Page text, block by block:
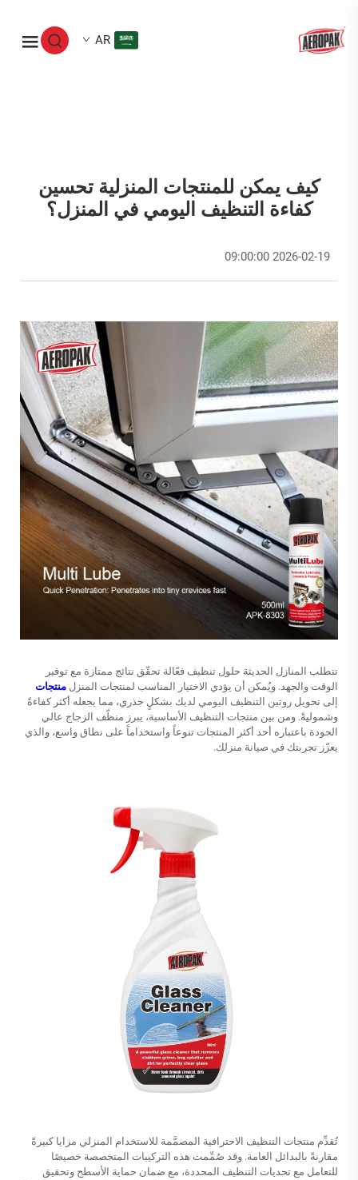
AR
كيف يمكن للمنتجات المنزلية تحسين
كفاءة التنظيف اليومي في المنزل؟
2026-02-19 09:00:00
تتطلب المنازل الحديثة حلول تنظيف فعّالة تحقّق نتائج ممتازة مع توفير
الوقت والجهد. ويُمكن أن يؤدي الاختيار المناسب لمنتجات المنزل منتجات
إلى تحويل روتين التنظيف اليومي لديك بشكلٍ جذري، مما يجعله أكثر كفاءةً
وشموليةً. ومن بين منتجات التنظيف الأساسية، يبرز منظّف الزجاج عالي
الجودة باعتباره أحد أكثر المنتجات تنوعاً واستخداماً على نطاق واسع، والذي
يعزّز تجربتك في صيانة منزلك.
تُقدِّم منتجات التنظيف الاحترافية المصمَّمة للاستخدام المنزلي مزايا كبيرةً
مقارنةً بالبدائل العامة. وقد صُمِّمت هذه التركيبات المتخصصة خصيصًا
للتعامل مع تحديات التنظيف المحددة، مع ضمان حماية الأسطح وتحقيق